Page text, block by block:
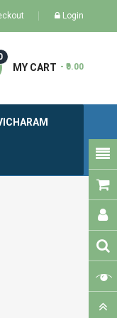
Login
MY CART - ₹0.00